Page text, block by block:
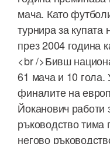
мача. Като
турнира за
през 2004 година
<br />Бивш
61 мача и 10 гола.
финалите на
Йоканович работи
ръководство тима
негово